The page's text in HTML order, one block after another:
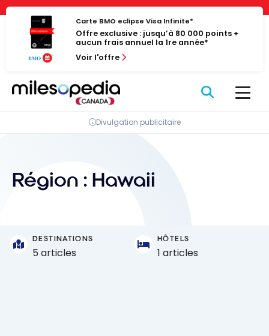
Panneau de gestion des cookies
Passer
contenu
Carte BMO eclipse Visa Infinite*
Offre exclusive : jusqu’à 80 000 points +
aucun frais annuel la 1re année*
Voir l'offre
Divulgation publicitaire
Région : Hawaii
DESTINATIONS
5 articles
HÔTELS
1 articles